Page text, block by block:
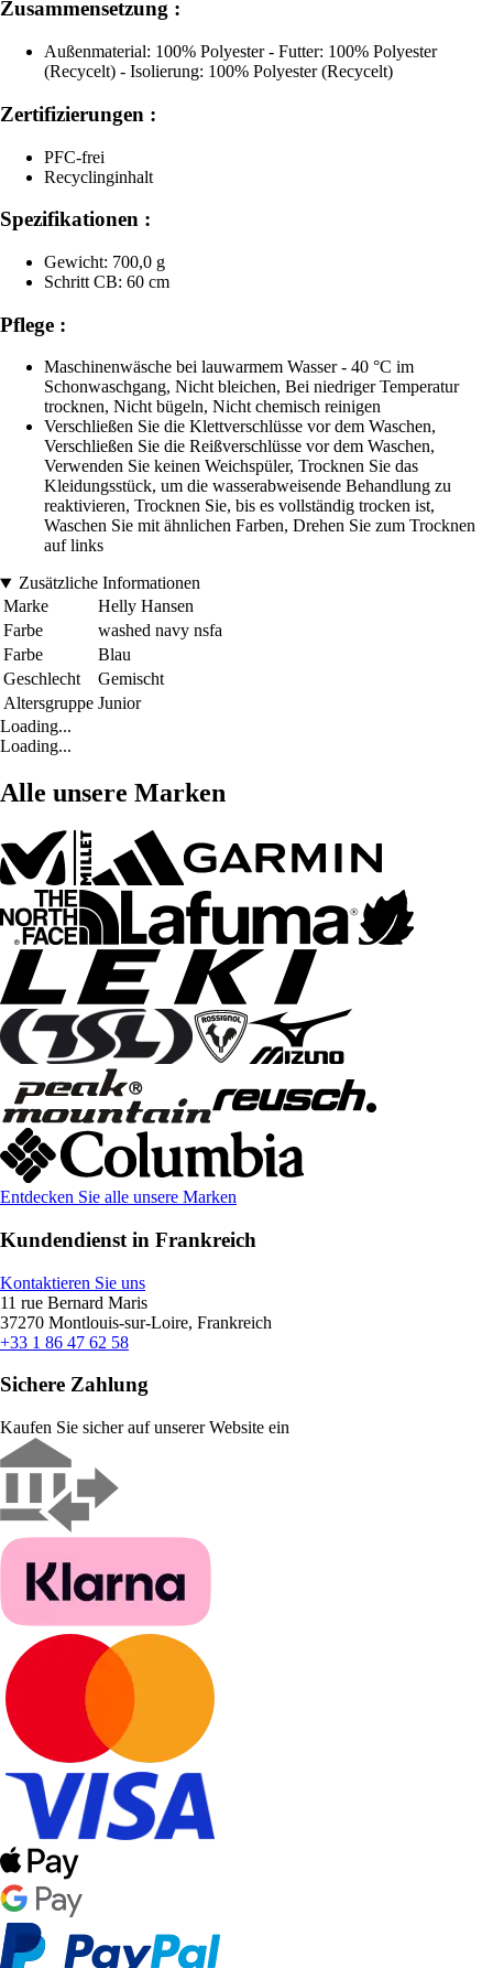
Zusammensetzung :
Außenmaterial: 100% Polyester - Futter: 100% Polyester
(Recycelt) - Isolierung: 100% Polyester (Recycelt)
Zertifizierungen :
PFC-frei
Recyclinginhalt
Spezifikationen :
Gewicht: 700,0 g
Schritt CB: 60 cm
Pflege :
Maschinenwäsche bei lauwarmem Wasser - 40 °C im
Schonwaschgang, Nicht bleichen, Bei niedriger Temperatur
trocknen, Nicht bügeln, Nicht chemisch reinigen
Verschließen Sie die Klettverschlüsse vor dem Waschen,
Verschließen Sie die Reißverschlüsse vor dem Waschen,
Verwenden Sie keinen Weichspüler, Trocknen Sie das
Kleidungsstück, um die wasserabweisende Behandlung zu
reaktivieren, Trocknen Sie, bis es vollständig trocken ist,
Waschen Sie mit ähnlichen Farben, Drehen Sie zum Trocknen
auf links
Zusätzliche Informationen
Marke
Helly Hansen
Farbe
washed navy nsfa
Farbe
Blau
Geschlecht
Gemischt
Altersgruppe Junior
Loading...
Loading...
Alle unsere Marken
Entdecken Sie alle unsere Marken
Kundendienst in Frankreich
Kontaktieren Sie uns
11 rue Bernard Maris
37270 Montlouis-sur-Loire, Frankreich
+33 1 86 47 62 58
Sichere Zahlung
Kaufen Sie sicher auf unserer Website ein